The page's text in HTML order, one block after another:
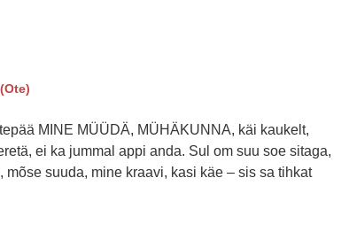
MINE MÜÜDÄ, MÜHÄKUNNA, käi kaukelt,
ei ka jummal appi anda. Sul om suu soe sitaga,
mõse suuda, mine kraavi, kasi käe – sis sa tihkat